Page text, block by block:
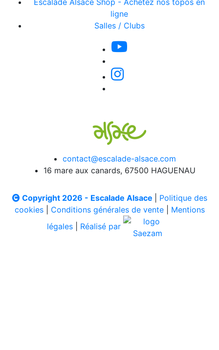
Escalade Alsace Shop - Achetez nos topos en
ligne
Salles / Clubs
contact@escalade-alsace.com
16 mare aux canards, 67500 HAGUENAU
Copyright 2026 - Escalade Alsace
Politique des
cookies| Conditions générales de vente| Mentions
légales
Réalisé par